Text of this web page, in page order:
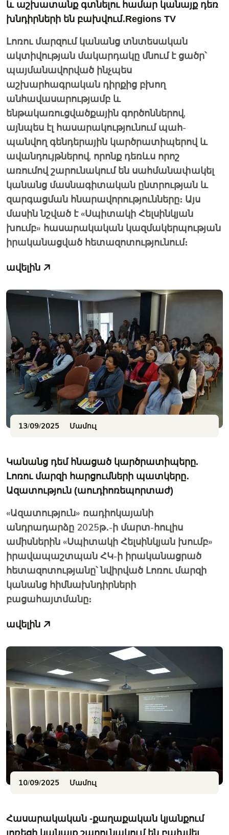
և աշխատանք գտնելու համար կանայք դեռ
խնդիրների են բախվում․Regions TV
Լոռու մարզում կանանց տնտեսական
ակտիվության մակարդակը մնում է ցածր՝
պայմանավորված ինչպես
աշխարհագրական դիրքից բխող
անհավասարու­թյամբ և
ենթակառուցվածքային գործոններով,
այնպես էլ հասարակությունում պահ­
պանվող գենդերային կարծրատիպերով և
ավանդույթներով, որոնք դեռևս որոշ
առումով շարունա­կում են սահմանափակել
կանանց մասնագիտական ընտրության և
զարգացման հնարա­վո­րու­թյունները։ Այս
մասին նշված է «Սպիտակի Հելսինկյան
խումբ» հասարա­կական կազմակերպության
իրականացված հետազոտությունում։
ավելին
13/09/2025 Մամուլ
Կանանց դեմ հնացած կարծրատիպերը.
Լոռու մարզի հարցումների պատկերը․
Ազատություն (աուդիոռեպորտաժ)
«Ազատություն» ռադիոկայանի
անդրադարձը 2025թ․-ի մարտ-հուլիս
ամիսներին «Սպիտակի Հելսինկյան խումբ»
իրավապաշտպան ՀԿ-ի իրականացրած
հետազոտությանը՝ նվիրված Լոռու մարզի
կանանց հիմնախնդիրների
բացահայտմանը։
ավելին
10/09/2025 Մամուլ
Հասարակական -քաղաքական կյանքում
լոռեցի կանայք շարունակում են բախվել